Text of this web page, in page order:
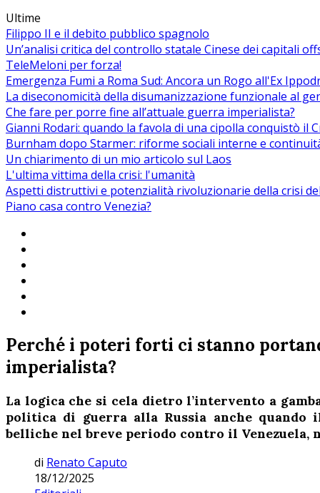
Ultime
Filippo II e il debito pubblico spagnolo
Un’analisi critica del controllo statale Cinese dei capitali
TeleMeloni per forza!
Emergenza Fumi a Roma Sud: Ancora un Rogo all'Ex
La diseconomicità della disumanizzazione funzionale al
Che fare per porre fine all’attuale guerra imperialista?
Gianni Rodari: quando la favola di una cipolla conquistò il
Burnham dopo Starmer: riforme sociali interne e
Un chiarimento di un mio articolo sul Laos
L'ultima vittima della crisi: l'umanità
Aspetti distruttivi e potenzialità rivoluzionarie della crisi
Piano casa contro Venezia?
Perché i poteri forti ci stanno
imperialista?
La logica che si cela dietro l’intervento a
politica di guerra alla Russia anche
belliche nel breve periodo contro il Venezuela,
di Renato Caputo
18/12/2025